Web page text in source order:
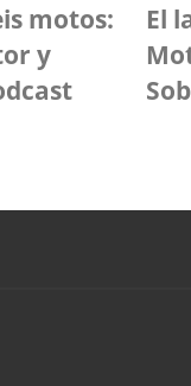
motos:
y
El